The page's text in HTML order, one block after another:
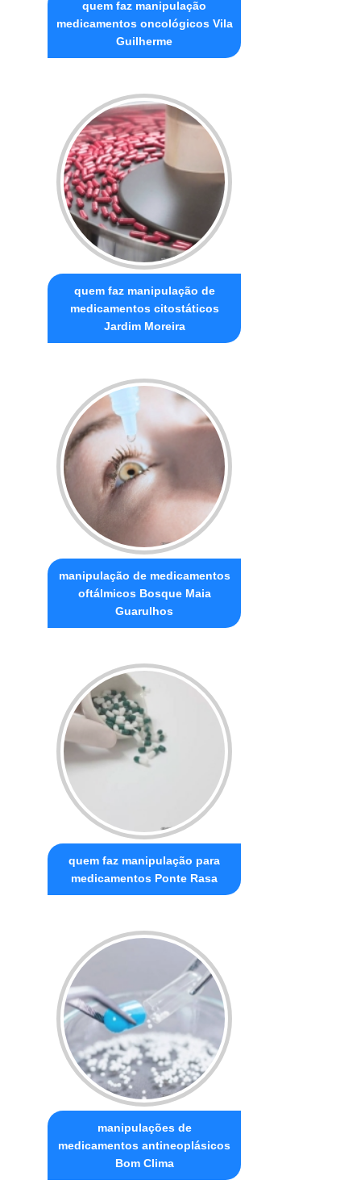
quem faz manipulação
medicamentos oncológicos Vila
Guilherme
quem faz manipulação de
medicamentos citostáticos
Jardim Moreira
manipulação de medicamentos
oftálmicos Bosque Maia
Guarulhos
quem faz manipulação para
medicamentos Ponte Rasa
manipulações de
medicamentos antineoplásicos
Bom Clima